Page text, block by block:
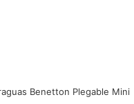
Benetton Plegable Mini